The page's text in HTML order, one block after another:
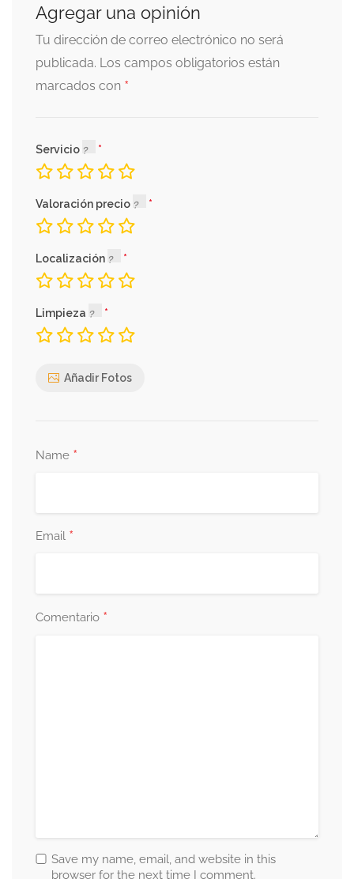
Agregar una opinión
Tu dirección de correo electrónico no será
publicada. Los campos obligatorios están
marcados con *
Servicio
Valoración precio
Localización
Limpieza
Añadir Fotos
Name *
Email *
Comentario *
Save my name, email, and website in this
browser for the next time I comment.